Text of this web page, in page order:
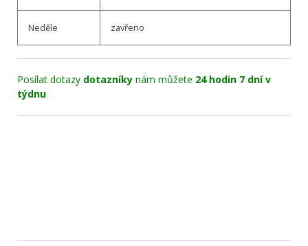
Neděle zavřeno
Posílat dotazy dotazníky nám můžete 24 hodin 7 dní v
týdnu